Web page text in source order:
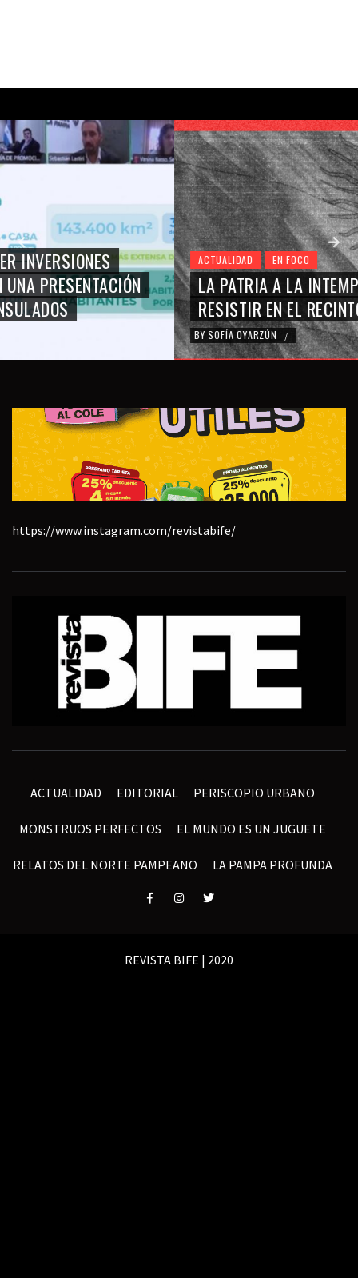
ACTUALIDAD EN FOCO
LA PATRIA A LA INTEMPERIE: ¿ALCANZA CON
RESISTIR EN EL RECINTO?
https://www.instagram.com/revistabife/
ACTUALIDAD EDITORIAL PERISCOPIO URBANO
MONSTRUOS PERFECTOS EL MUNDO ES UN JUGUETE
RELATOS DEL NORTE PAMPEANO LA PAMPA PROFUNDA
ElementoElementoElemento
REVISTA BIFE | 2020